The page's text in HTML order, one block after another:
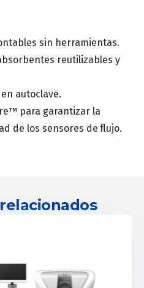
sin herramientas.
reutilizables y
autoclave.
para garantizar la
de los sensores de flujo.